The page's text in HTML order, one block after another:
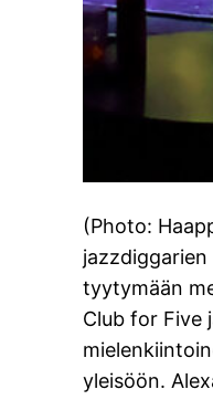
(Photo:
tyytymään
Club for Five
yleisöön.